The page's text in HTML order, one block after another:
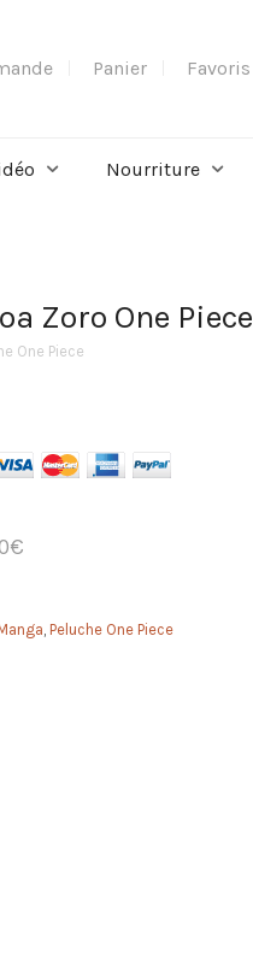
Panier Favoris
Nourriture
Zoro One Piece
One Piece
€
Peluche One Piece